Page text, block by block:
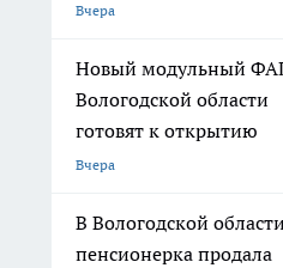
Вчера
Новый модульный
Вологодской области
готовят к открытию
Вчера
В Вологодской области
пенсионерка продала